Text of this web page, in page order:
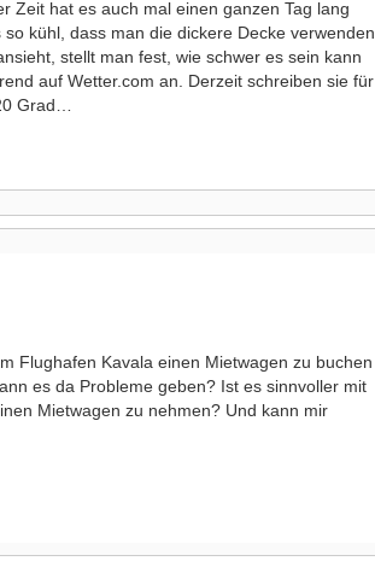
Zeit hat es auch mal einen ganzen Tag lang
kühl, dass man die dickere Decke verwenden
stellt man fest, wie schwer es sein kann
auf Wetter.com an. Derzeit schreiben sie für
Grad…
Flughafen Kavala einen Mietwagen zu buchen
es da Probleme geben? Ist es sinnvoller mit
Mietwagen zu nehmen? Und kann mir